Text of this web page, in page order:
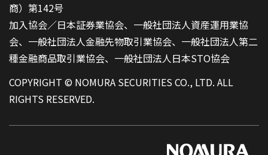
商）第142号
加入協会／日本証券業協会、一般社団法人資産運用業協
会、一般社団法人金融先物取引業協会、一般社団法人第二
種金融商品取引業協会、一般社団法人日本STO協会
COPYRIGHT © NOMURA SECURITIES CO., LTD. ALL
RIGHTS RESERVED.